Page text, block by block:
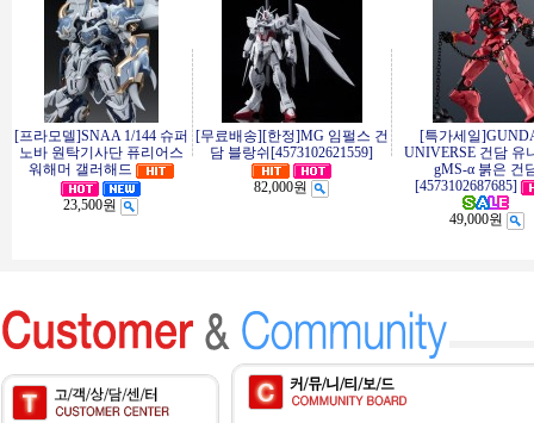
[프라모델]SNAA 1/144 슈퍼
노바 원탁기사단 퓨리어스
워해머 갤러해드
23,500원
[무료배송][한정]MG 임펄스 건
담 블랑쉬[4573102621559]
82,000원
[특가세일
UNIVERSE 건담 유
gMS-α 붉은 건
[4573102687685]
49,000원